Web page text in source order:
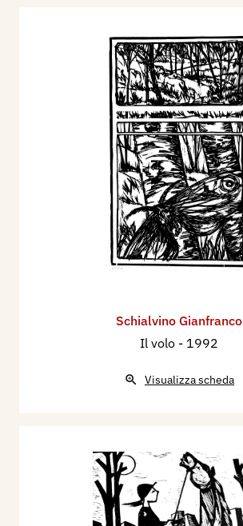
Schialvino ​Gianfranco
Il volo - 1992
Visualizza scheda